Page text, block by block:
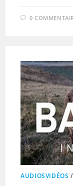
0
AUDIOSVIDÉOS /